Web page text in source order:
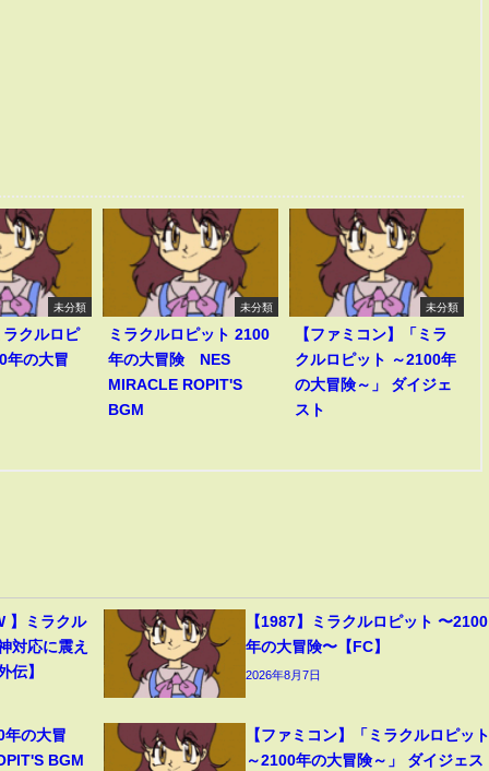
未分類
ラクルロピ
年の大冒
未分類
ミラクルロピット 2100
年の大冒険 NES
MIRACLE ROPIT'S
BGM
未分類
【ファミコン】「ミラ
クルロピット ～2100年
の大冒険～」 ダイジェ
スト
】ミラクル
対応に震え
伝】
【1987】ミラクルロピット 〜2100
年の大冒険〜【FC】
2026年8月7日
年の大冒
BGM
【ファミコン】「ミラクルロピット
～2100年の大冒険～」 ダイジェス